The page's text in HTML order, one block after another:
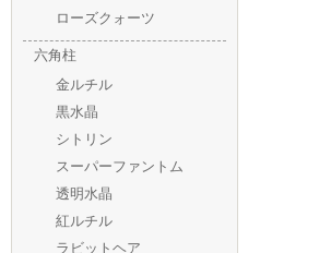
ローズクォーツ
六角柱
金ルチル
黒水晶
シトリン
スーパーファントム
透明水晶
紅ルチル
ラビットヘア